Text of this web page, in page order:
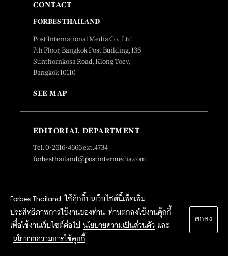
Forbes Thailand ใช้คุ้กกี้บนเว็บไซต์นี้เพื่อเพิ่ม
ประสิทธิภาพการใช้งานของท่าน ท่านตกลงใช้งานคุ้กกี้
เพื่อใช้งานเว็บไซต์ต่อไป นโยบายความเป็นส่วนตัว และ
นโยบายความการใช้คุกกี้
ตกลง
CONTACT
FORBES THAILAND
Post International Media Co., Ltd.
7th Floor, Bangkok Post Building, 136
Sunthornkosa Road, Klong Toey,
Bangkok 10110
SEE MAP
EDITORIAL DEPARTMENT
Tel. 0-2616-4666 ext.4734
forbesthailand@postintermedia.com
Tel. 0-2616-4666 ext. 4768,4725
forbesthailand.sales@postintermedia.com
MARKETING DEPARTMENT